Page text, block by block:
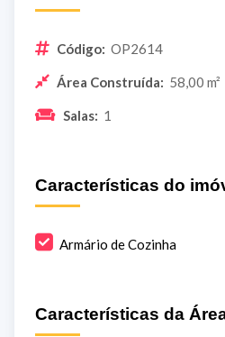
Código: OP2614
Área Construída: 58,00 m²
Salas: 1
Características do
Armário de Cozinha
Características da